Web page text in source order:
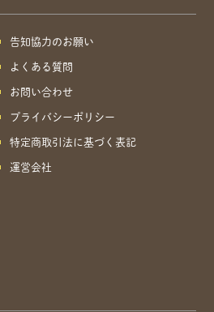
告知協力のお願い
よくある質問
お問い合わせ
プライバシーポリシー
特定商取引法に基づく表記
運営会社